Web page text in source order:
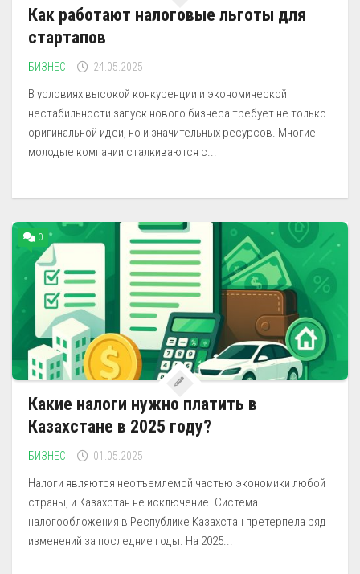
Как работают налоговые льготы для
стартапов
БИЗНЕС 24.05.2025
В условиях высокой конкуренции и экономической
нестабильности запуск нового бизнеса требует не только
оригинальной идеи, но и значительных ресурсов. Многие
молодые компании сталкиваются с...
0
Какие налоги нужно платить в
Казахстане в 2025 году?
БИЗНЕС 01.05.2025
Налоги являются неотъемлемой частью экономики любой
страны, и Казахстан не исключение. Система
налогообложения в Республике Казахстан претерпела ряд
изменений за последние годы. На 2025...